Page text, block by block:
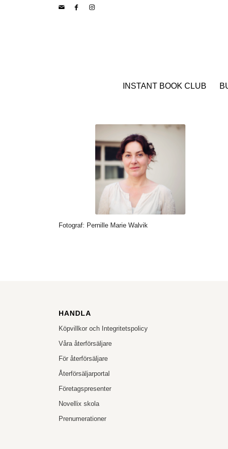
INSTANT BOOK CLUB
Fotograf: Pernille Marie Walvik
HANDLA
Köpvillkor och Integritetspolicy
Våra återförsäljare
För återförsäljare
Återförsäljarportal
Företagspresenter
Novellix skola
Prenumerationer